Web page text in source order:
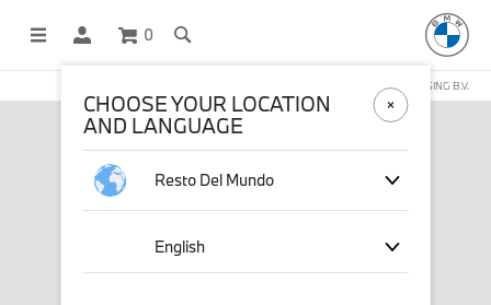
0
COMPRAS EN LÍNEA OPERADAS POR STICHD SPORTSMERCHANDISING B.V.
CHOOSE YOUR LOCATION
AND LANGUAGE
Resto Del Mundo
English